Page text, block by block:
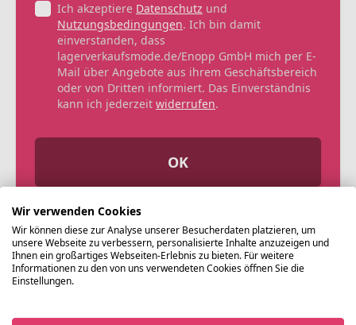
Ich akzeptiere Datenschutz und
Nutzungsbedingungen. Ich bin damit
einverstanden, dass
lagerverkaufsmode.de/Enopp GmbH mich per E-
Mail über Angebote aus ihrem Geschäftsbereich
oder von Dritten informiert. Das Einverständnis
kann ich jederzeit widerrufen.
OK
Wir verwenden Cookies
Wir können diese zur Analyse unserer Besucherdaten platzieren, um
unsere Webseite zu verbessern, personalisierte Inhalte anzuzeigen und
Ihnen ein großartiges Webseiten-Erlebnis zu bieten. Für weitere
Informationen zu den von uns verwendeten Cookies öffnen Sie die
Einstellungen.